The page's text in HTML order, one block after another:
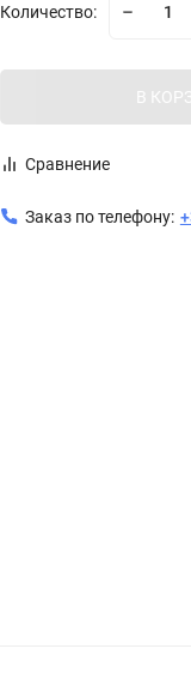
Количество:
В
Сравнение
Заказ по телефону: